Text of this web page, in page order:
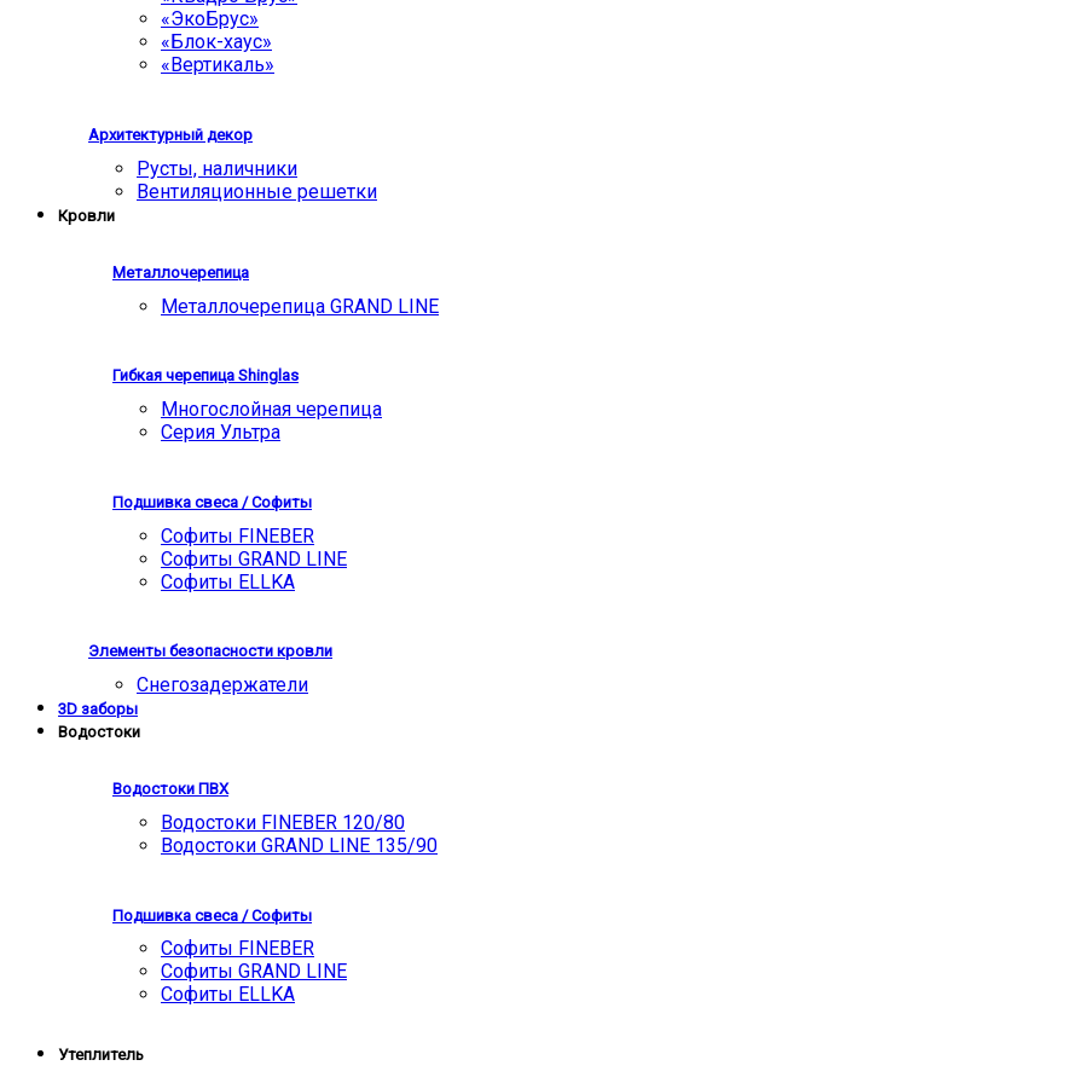
«ЭкоБрус»
«Блок-хаус»
«Вертикаль»
Архитектурный декор
Русты, наличники
Вентиляционные решетки
Кровли
Металлочерепица
Металлочерепица GRAND LINE
Гибкая черепица Shinglas
Многослойная черепица
Серия Ультра
Подшивка свеса / Софиты
Софиты FINEBER
Софиты GRAND LINE
Софиты ELLKA
Элементы безопасности кровли
Снегозадержатели
3D заборы
Водостоки
Водостоки ПВХ
Водостоки FINEBER 120/80
Водостоки GRAND LINE 135/90
Подшивка свеса / Софиты
Софиты FINEBER
Софиты GRAND LINE
Софиты ELLKA
Утеплитель